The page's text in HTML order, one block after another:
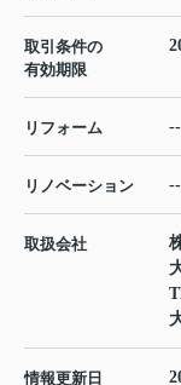
取引条件の
有効期限
リフォーム
リノベーション --
取扱会社
情報更新日